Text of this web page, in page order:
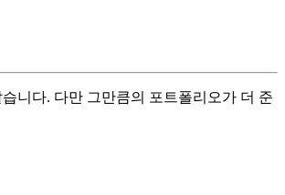
니다. 다만 그만큼의 포트폴리오가 더 준